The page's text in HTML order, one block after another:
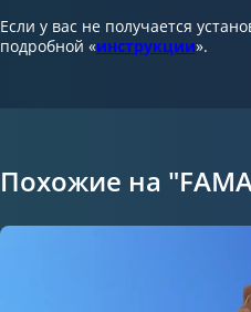
Если у вас не получается
подробной «инструкции».
Похожие на